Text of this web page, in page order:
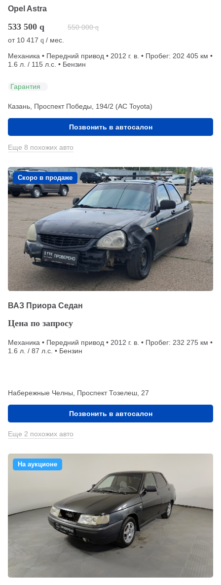
Opel Astra
533 500 q 550 000 q
от 10 417 q / мес.
Механика • Передний привод • 2012 г. в. • Пробег: 202 405 км •
1.6 л. / 115 л.с. • Бензин
Гарантия
Казань, Проспект Победы, 194/2 (АС Toyota)
Позвонить в автосалон
Еще 8 похожих авто
Скоро в продаже
ВАЗ Приора Седан
Цена по запросу
Механика • Передний привод • 2012 г. в. • Пробег: 232 275 км •
1.6 л. / 87 л.с. • Бензин
Набережные Челны, Проспект Тозелеш, 27
Позвонить в автосалон
Еще 2 похожих авто
На аукционе